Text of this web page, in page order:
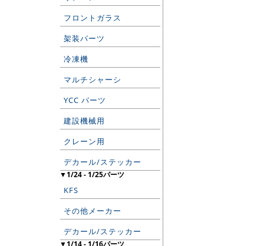
フロントガラス
架装パーツ
冷凍機
マルチシャーシ
YCC パーツ
建設機械用
クレーン用
デカール/ステッカー
▼1/24 - 1/25パーツ
KFS
その他メーカー
デカール/ステッカー
▼1/14 - 1/16パーツ